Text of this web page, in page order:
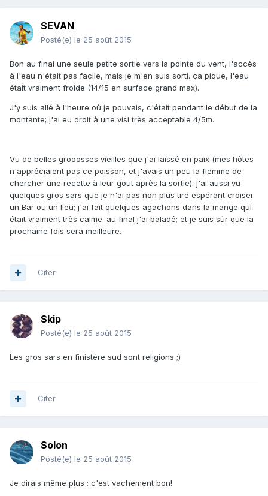
SEVAN
Posté(e) le 25 août 2015
Bon au final une seule petite sortie vers la pointe du vent, l'accès
à l'eau n'était pas facile, mais je m'en suis sorti. ça pique, l'eau
était vraiment froide (14/15 en surface grand max).
J'y suis allé à l'heure où je pouvais, c'était pendant le début de la
montante; j'ai eu droit à une visi très acceptable 4/5m.
Vu de belles grooosses vieilles que j'ai laissé en paix (mes hôtes
n'appréciaient pas ce poisson, et j'avais un peu la flemme de
chercher une recette à leur gout après la sortie). j'ai aussi vu
quelques gros sars que je n'ai pas non plus tiré espérant croiser
un Bar ou un lieu; j'ai fait quelques agachons dans la mange qui
était vraiment très calme. au final j'ai baladé; et je suis sûr que la
prochaine fois sera meilleure.
Citer
Skip
Posté(e) le 25 août 2015
Les gros sars en finistère sud sont religions ;)
Citer
Solon
Posté(e) le 25 août 2015
Je dirais même plus : c'est vachement bon!